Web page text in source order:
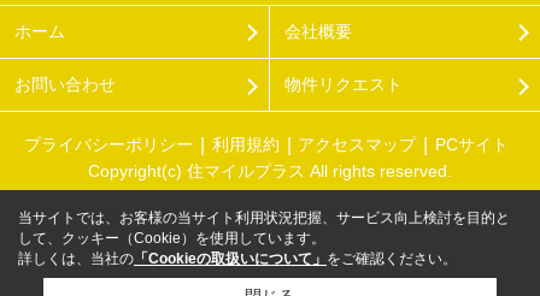
ホーム 会社概要
お問い合わせ 物件リクエスト
プライバシーポリシー 利用規約 アクセスマップ
PCサイト
Copyright(c) 住マイルプラス All rights reserved.
当サイトでは、お客様の当サイト利用状況把握、サービス向上検討を目的と
して、クッキー（Cookie）を使用しています。
詳しくは、当社の 「Cookieの取扱いについて」 をご確認ください。